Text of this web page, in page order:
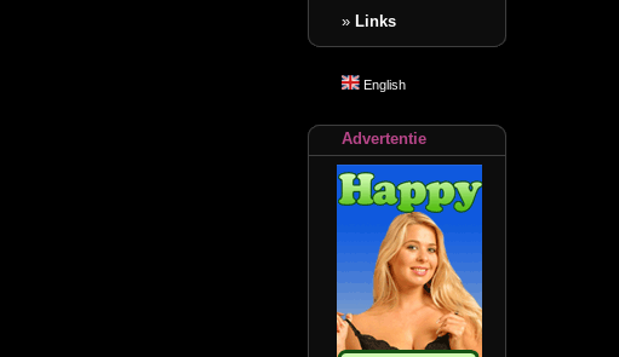
» Links
English
Advertentie